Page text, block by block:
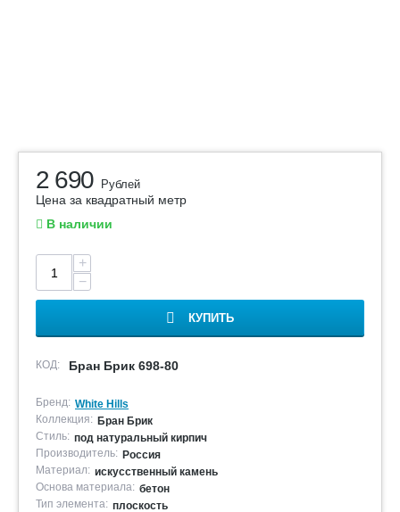
2 690 Рублей
Цена за квадратный метр
В наличии
+
−
КУПИТЬ
КОД: Бран Брик 698-80
Бренд: White Hills
Коллекция: Бран Брик
Стиль: под натуральный кирпич
Производитель: Россия
Материал: искусственный камень
Основа материала: бетон
Тип элемента: плоскость